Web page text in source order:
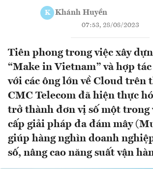
K Khánh Huyền
07:53, 28/08/2023
Tiên phong trong việc xây
“Make in Vietnam” và hợp
với các ông lớn về Cloud trên
CMC Telecom đã hiện thực
trở thành đơn vị số một trong
cấp giải pháp đa đám mây
giúp hàng nghìn doanh
số, nâng cao năng suất vận